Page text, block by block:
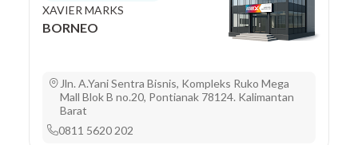
XAVIER MARKS
BORNEO
Jln. A.Yani Sentra Bisnis, Kompleks Ruko Mega
Mall Blok B no.20, Pontianak 78124. Kalimantan
Barat
0811 5620 202